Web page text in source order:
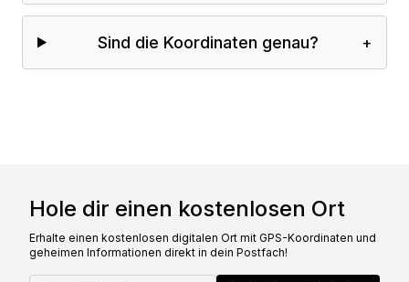
Sind die Koordinaten genau? +
Hole dir einen kostenlosen Ort
Erhalte einen kostenlosen digitalen Ort mit GPS-Koordinaten und
geheimen Informationen direkt in dein Postfach!